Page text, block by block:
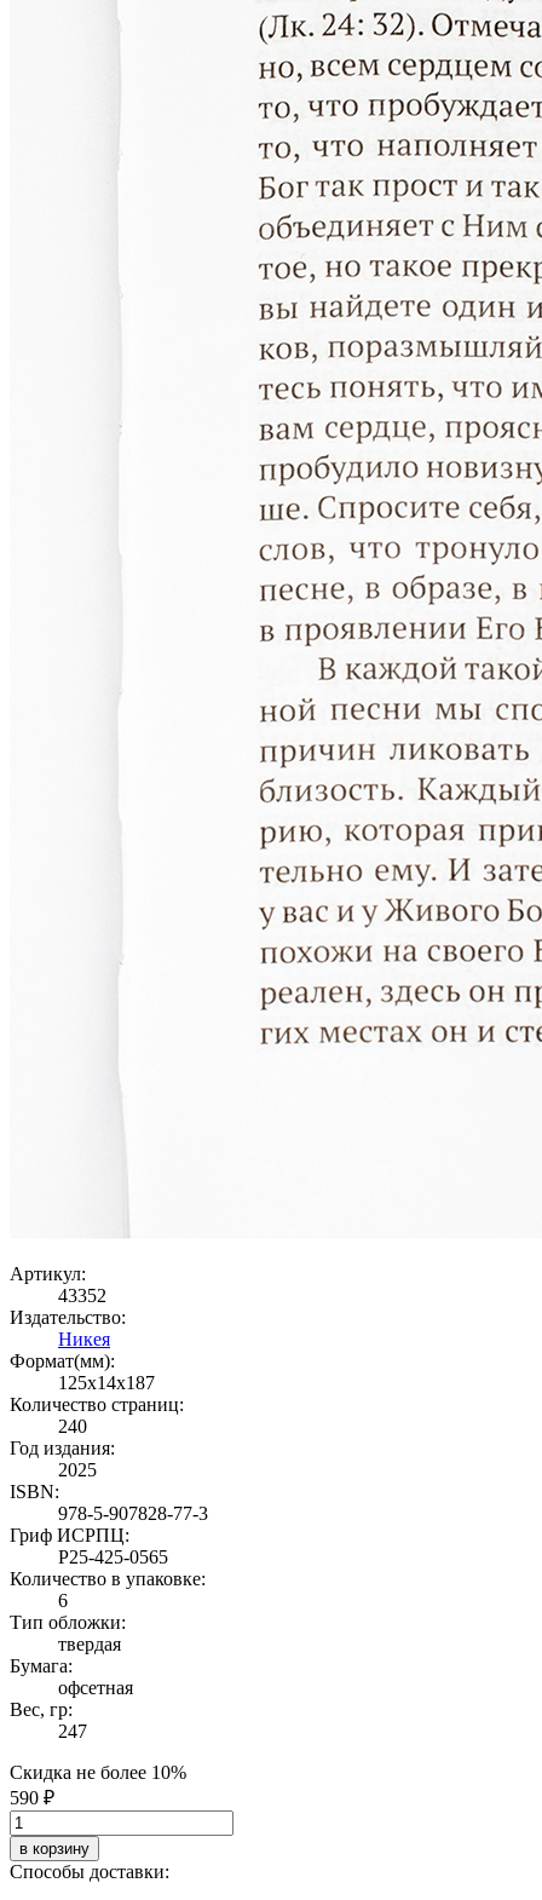
Артикул:
43352
Издательство:
Никея
Формат(мм):
125x14x187
Количество страниц:
240
Год издания:
2025
ISBN:
978-5-907828-77-3
Гриф ИСРПЦ:
Р25-425-0565
Количество в упаковке:
6
Тип обложки:
твердая
Бумага:
офсетная
Вес, гр:
247
Скидка не более 10%
590 ₽
в корзину
Способы доставки: